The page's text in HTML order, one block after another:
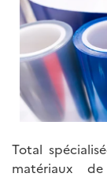
Total
matériaux